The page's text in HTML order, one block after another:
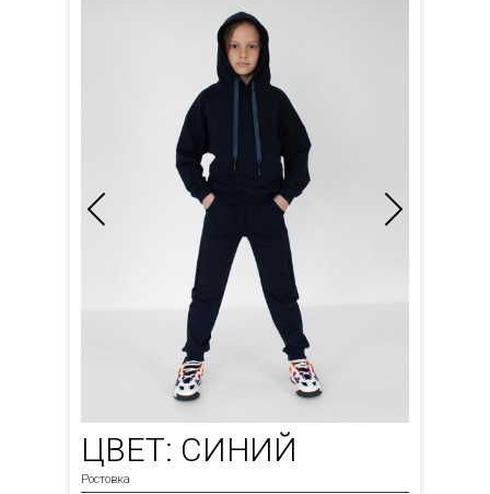
ЦВЕТ: СИНИЙ
Ростовка